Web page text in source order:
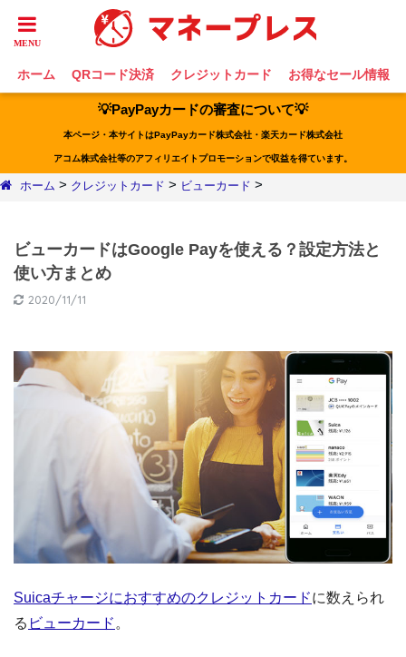
ホーム QRコード決済 クレジットカード お得なセール情報
💡PayPayカードの審査について💡
本ページ・本サイトはPayPayカード株式会社・楽天カード株式会社
アコム株式会社等のアフィリエイトプロモーションで収益を得ています。
ホーム > クレジットカード > ビューカード >
ビューカードはGoogle Payを使える？設定方法と
使い方まとめ
2020/11/11
Suicaチャージにおすすめのクレジットカードに数えられ
る ビューカード 。